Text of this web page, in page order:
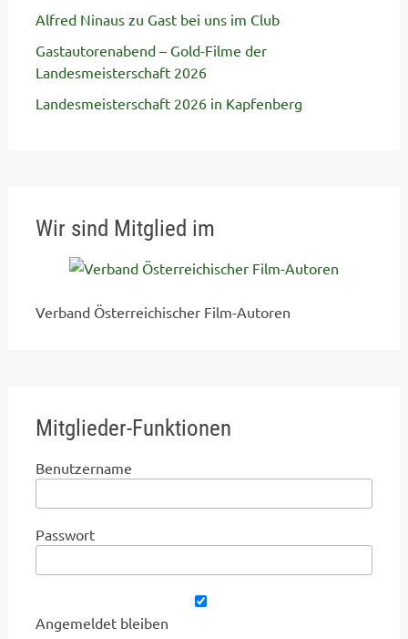
Alfred Ninaus zu Gast bei uns im Club
Gastautorenabend – Gold-Filme der
Landesmeisterschaft 2026
Landesmeisterschaft 2026 in Kapfenberg
Wir sind Mitglied im
Verband Österreichischer Film-Autoren
Mitglieder-Funktionen
Benutzername
Passwort
Angemeldet bleiben